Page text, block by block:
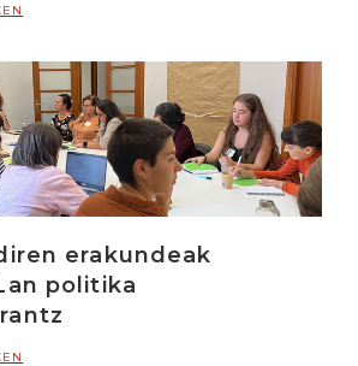
erakundeak
politika